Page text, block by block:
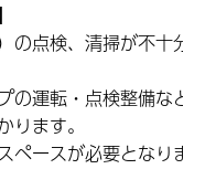
の点検、清掃が不十分
の運転・点検整備など
ます。
ペースが必要となりま